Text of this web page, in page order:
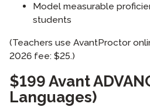
Model measurable
students
(Teachers use AvantProctor
2026 fee: $25.)
$199 Avant
Languages)